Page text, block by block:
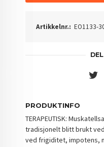
Artikkelnr.: EO1133-
PRODUKTINFO
TERAPEUTISK:
tradisjonelt blitt brukt
ved frigiditet, impotens,